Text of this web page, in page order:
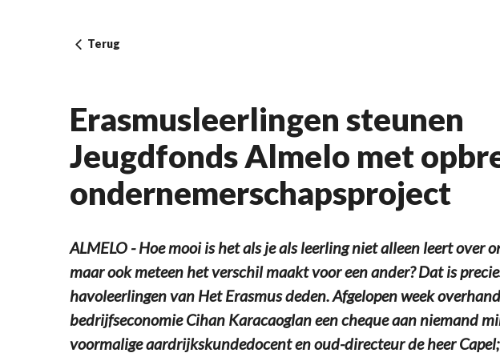
Terug
Erasmusleerlingen steunen
Jeugdfonds Almelo met
ondernemerschapsproject
ALMELO - Hoe mooi is het als je als leerling niet alleen leert over
maar ook meteen het verschil maakt voor een ander? Dat is
havoleerlingen van Het Erasmus deden. Afgelopen week
bedrijfseconomie Cihan Karacaoglan een cheque aan niemand
voormalige aardrijkskundedocent en oud-directeur de heer